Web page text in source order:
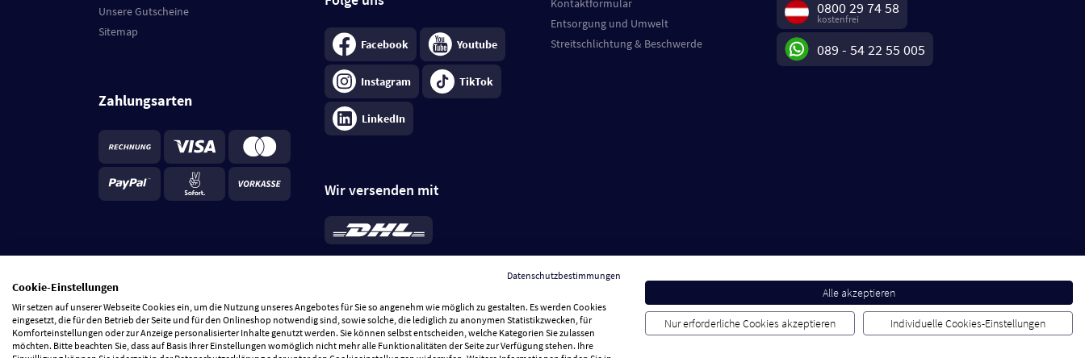
Unsere Gutscheine
Sitemap
Zahlungsarten
Facebook Youtube
Instagram TikTok
LinkedIn
Wir versenden mit
*Standard 6,95 €; bei Kühlware zzgl. 0,99 €
je Bestellung, insgesamt 7,94 €. Lieferzeit3-
Kontaktformular
Entsorgung und Umwelt
Streitschlichtung & Beschwerde
0800 29 74 58
kostenfrei
089 - 54 22 55 005
Datenschutzbestimmungen
Cookie-Einstellungen
Wir setzen auf unserer Webseite Cookies ein, um die Nutzung unseres Angebotes für Sie so angenehm wie möglich zu gestalten. Es werden Cookies
eingesetzt, die für den Betrieb der Seite und für den Onlineshop notwendig sind, sowie solche, die lediglich zu anonymen Statistikzwecken, für
Komforteinstellungen oder zur Anzeige personalisierter Inhalte genutzt werden. Sie können selbst entscheiden, welche Kategorien Sie zulassen
möchten. Bitte beachten Sie, dass auf Basis Ihrer Einstellungen womöglich nicht mehr alle Funktionalitäten der Seite zur Verfügung stehen. Ihre
Alle akzeptieren
Nur erforderliche Cookies akzeptieren Individuelle Cookies-Einstellungen